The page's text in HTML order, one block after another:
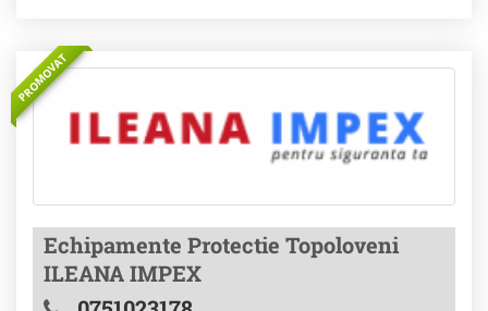
PROMOVAT
Echipamente Protectie Topoloveni
ILEANA IMPEX